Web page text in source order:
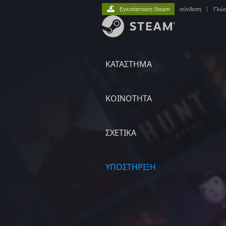
ΚΑΤΑΣΤΗΜΑ
ΚΟΙΝΟΤΗΤΑ
ΣΧΕΤΙΚΆ
ΥΠΟΣΤΗΡΙΞΗ
Εγκατάσταση Steam σύνδεση